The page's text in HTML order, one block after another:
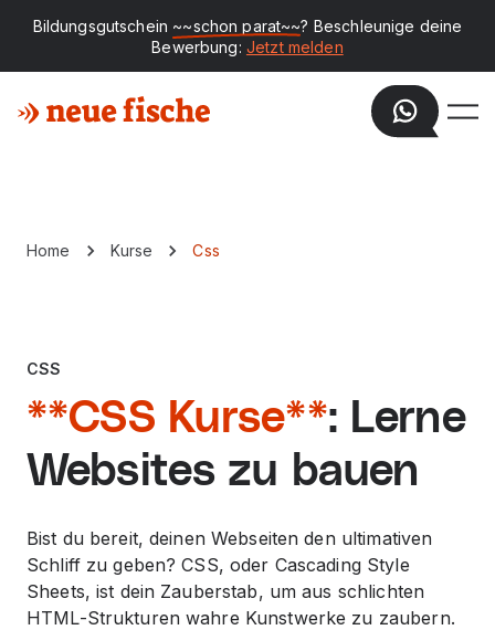
Bildungsgutschein ~~schon parat~~? Beschleunige deine
Bewerbung: Jetzt melden
Home Kurse Css
CSS
**CSS Kurse**: Lerne
Websites zu bauen
Bist du bereit, deinen Webseiten den ultimativen
Schliff zu geben? CSS, oder Cascading Style
Sheets, ist dein Zauberstab, um aus schlichten
HTML-Strukturen wahre Kunstwerke zu zaubern.